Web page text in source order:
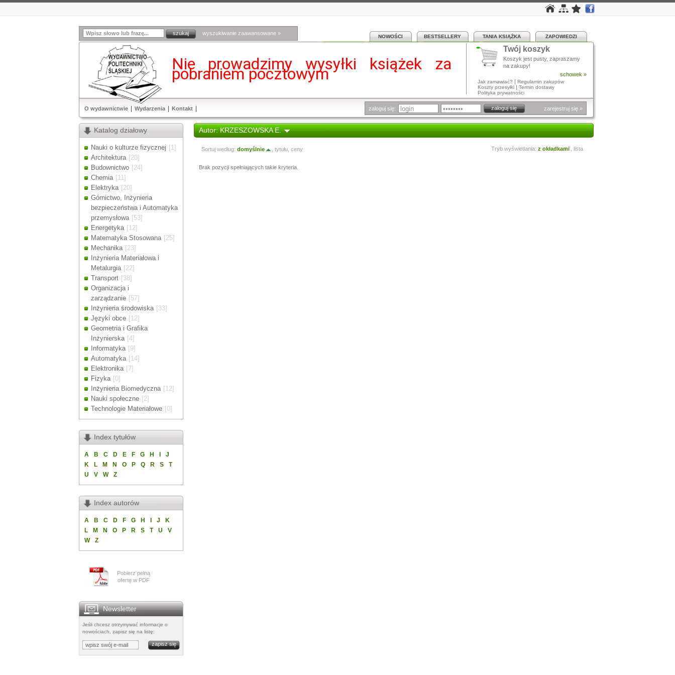
wyszukiwanie zaawansowane »
NOWOŚCI BESTSELLERY TANIA KSIĄŻKA ZAPOWIEDZI
Nie prowadzimy wysyłki książek za
pobraniem pocztowym
Drodzy Klienci!
Twój koszyk
Koszyk jest pusty, zapraszamy
na zakupy!
schowek »
Jak zamawiać? | Regulamin zakupów
Koszty przesyłki | Termin dostawy
Polityka prywatności
O wydawnictwie Wydarzenia Kontakt zaloguj się: zarejestruj się »
Katalog działowy
Nauki o kulturze fizycznej [1]
Architektura [20]
Budownictwo [24]
Chemia [11]
Elektryka [20]
Górnictwo, Inżynieria
bezpieczeństwa i Automatyka
przemysłowa [53]
Energetyka [12]
Matematyka Stosowana [25]
Mechanika [23]
Inżynieria Materiałowa i
Metalurgia [22]
Transport [38]
Organizacja i
zarządzanie [57]
Inżynieria środowiska [33]
Języki obce [12]
Geometria i Grafika
Inżynierska [4]
Informatyka [9]
Automatyka [14]
Elektronika [7]
Fizyka [0]
Inżynieria Biomedyczna [12]
Nauki społeczne [2]
Technologie Materiałowe [0]
Index tytułów
A B C D E F G H
J
K
L M N O P Q R S
T
U
V W Z
Index autorów
A B C D F G H J
K
L
M N O P R S T U
V
W
Z
Pobierz pełną
ofertę w PDF
Newsletter
Jeśli chcesz otrzymywać informacje o
nowościach, zapisz się na listę:
Autor: KRZESZOWSKA E.
Sortuj według: domyślnie tytułu, ceny Tryb wyświetlania: z okładkami lista
Brak pozycji spełniających takie kryteria.